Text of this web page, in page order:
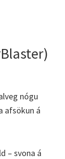
nógu
afsökun á
– svona á